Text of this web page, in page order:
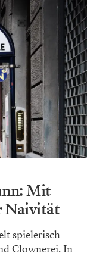
Lady Cheveley,
Macbeth auftritt,
nur ­Guten,
Zeitlosigkeit des
wie
davon aus, dass es
Machterhaltung
existieren